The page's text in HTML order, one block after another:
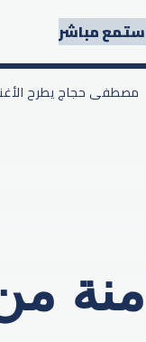
مباشر
/ مصطفى حجاج يطرح